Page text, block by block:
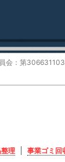
会：第
理 事業ゴミ回